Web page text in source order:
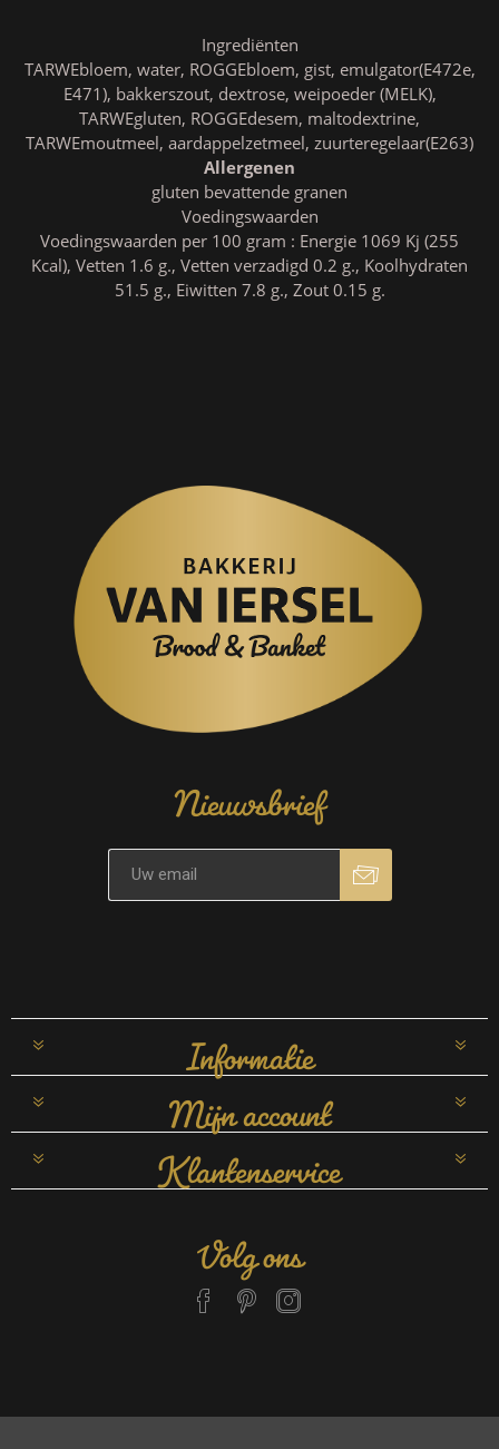
Ingrediënten
TARWEbloem, water, ROGGEbloem, gist, emulgator(E472e,
E471), bakkerszout, dextrose, weipoeder (MELK),
TARWEgluten, ROGGEdesem, maltodextrine,
TARWEmoutmeel, aardappelzetmeel, zuurteregelaar(E263)
Allergenen
gluten bevattende granen
Voedingswaarden
Voedingswaarden per 100 gram : Energie 1069 Kj (255
Kcal), Vetten 1.6 g., Vetten verzadigd 0.2 g., Koolhydraten
51.5 g., Eiwitten 7.8 g., Zout 0.15 g.
Nieuwsbrief
Informatie
Mijn account
Klantenservice
Volg ons